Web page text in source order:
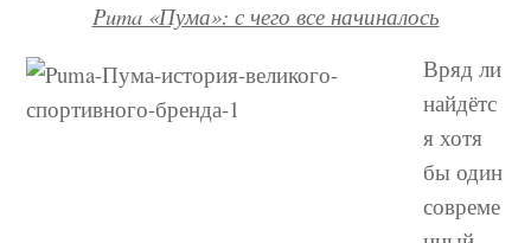
Puma «Пума»: с чего все начиналось
Вряд ли
найдётс
я хотя
бы один
совреме